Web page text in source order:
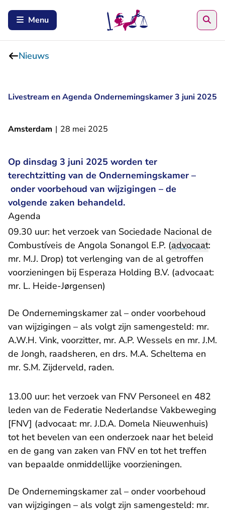
Menu
Nieuws
Livestream en Agenda Ondernemingskamer 3 juni 2025
Amsterdam | 28 mei 2025
Op dinsdag 3 juni 2025 worden ter
terechtzitting van de Ondernemingskamer –
onder voorbehoud van wijzigingen – de
volgende zaken behandeld.
Agenda
09.30 uur: het verzoek van Sociedade Nacional de
Combustíveis de Angola Sonangol E.P. (advocaat:
mr. M.J. Drop) tot verlenging van de al getroffen
voorzieningen bij Esperaza Holding B.V. (advocaat:
mr. L. Heide-Jørgensen)
De Ondernemingskamer zal – onder voorbehoud
van wijzigingen – als volgt zijn samengesteld: mr.
A.W.H. Vink, voorzitter, mr. A.P. Wessels en mr. J.M.
de Jongh, raadsheren, en drs. M.A. Scheltema en
mr. S.M. Zijderveld, raden.
13.00 uur: het verzoek van FNV Personeel en 482
leden van de Federatie Nederlandse Vakbeweging
[FNV] (advocaat: mr. J.D.A. Domela Nieuwenhuis)
tot het bevelen van een onderzoek naar het beleid
en de gang van zaken van FNV en tot het treffen
van bepaalde onmiddellijke voorzieningen.
De Ondernemingskamer zal – onder voorbehoud
van wijzigingen – als volgt zijn samengesteld: mr.